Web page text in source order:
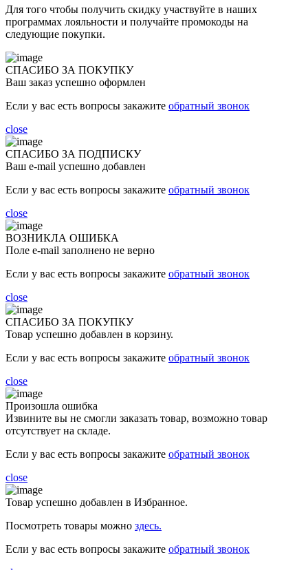
Для того чтобы получить скидку участвуйте в наших
программах лояльности и получайте промокоды на
следующие покупки.
СПАСИБО ЗА ПОКУПКУ
Ваш заказ успешно оформлен
Если у вас есть вопросы закажите обратный звонок
close
СПАСИБО ЗА ПОДПИСКУ
Ваш e-mail успешно добавлен
Если у вас есть вопросы закажите обратный звонок
close
ВОЗНИКЛА ОШИБКА
Поле e-mail заполнено не верно
Если у вас есть вопросы закажите обратный звонок
close
СПАСИБО ЗА ПОКУПКУ
Товар успешно добавлен в корзину.
Если у вас есть вопросы закажите обратный звонок
close
Произошла ошибка
Извините вы не смогли заказать товар, возможно товар
отсутствует на складе.
Если у вас есть вопросы закажите обратный звонок
close
Товар успешно добавлен в Избранное.
Посмотреть товары можно здесь.
Если у вас есть вопросы закажите обратный звонок